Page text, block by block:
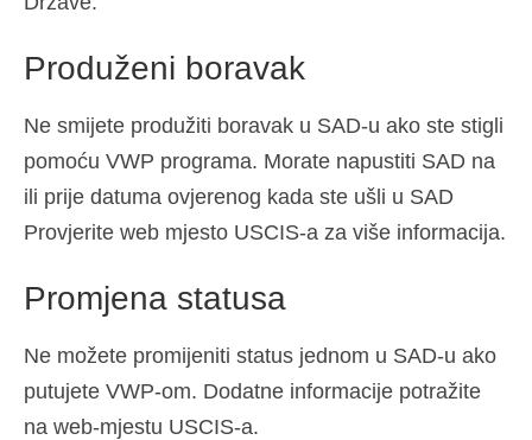
Produženi boravak
Ne smijete produžiti boravak u SAD-u ako ste stigli
pomoću VWP programa. Morate napustiti SAD na
ili prije datuma ovjerenog kada ste ušli u SAD
Provjerite web mjesto USCIS-a za više informacija.
Promjena statusa
Ne možete promijeniti status jednom u SAD-u ako
putujete VWP-om. Dodatne informacije potražite
na web-mjestu USCIS-a.